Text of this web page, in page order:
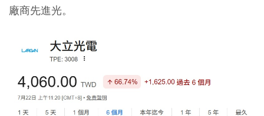
廠商先進光。